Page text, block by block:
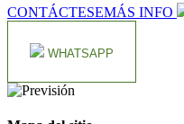
CONTÁCTESEMÁS INFO
WHATSAPP